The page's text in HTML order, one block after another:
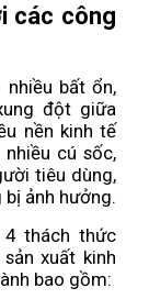
các công
bất ổn,
đột giữa
nền kinh tế
cú sốc,
tiêu dùng,
ảnh hưởng.
4 thách thức
xuất kinh
bao gồm: